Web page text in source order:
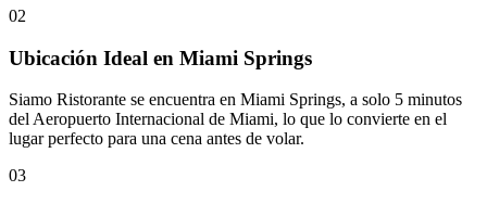
02
Ubicación Ideal en Miami Springs
Siamo Ristorante se encuentra en Miami Springs, a solo 5 minutos
del Aeropuerto Internacional de Miami, lo que lo convierte en el
lugar perfecto para una cena antes de volar.
03